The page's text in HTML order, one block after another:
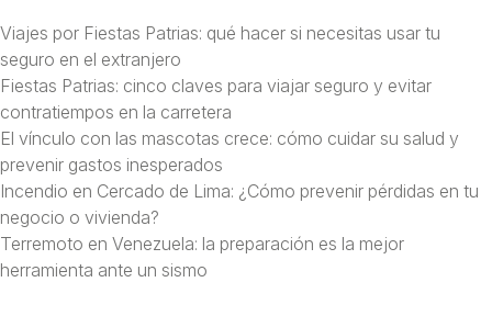
Viajes por Fiestas Patrias: qué hacer si necesitas usar tu
seguro en el extranjero
Fiestas Patrias: cinco claves para viajar seguro y evitar
contratiempos en la carretera
El vínculo con las mascotas crece: cómo cuidar su salud y
prevenir gastos inesperados
Incendio en Cercado de Lima: ¿Cómo prevenir pérdidas en tu
negocio o vivienda?
Terremoto en Venezuela: la preparación es la mejor
herramienta ante un sismo